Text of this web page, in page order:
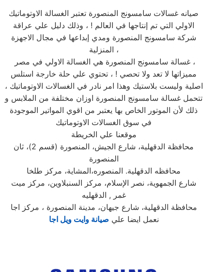
صيانه غسالات سامسونج المنصورة تعتبر الغسالة الاوتوماتيك
الاولي التي تم إنتاجها في العالم ! ، وذلك دليل علي عراقة
شركة سامسونج المنصورة ومدي إبداعها في مجال الاجهزة
المنزلية ،
غسالة سامسونج المنصورة هي الغسالة الاولي في مصر ،
مميزاتها لا تعد ولا تحصي ! ، تحتوي علي حلة خارجة استلس
اصلية وليست بلاستيك وهذا امر نادر في الغسالات الاوتوماتيك ،
تتحمل غسالة سامسونج المنصورة اوزان مختلفة من الملابس و
ذلك لأن الموتور الخاص بها يعتبر من اقوي المواتير الموجودة
في سوق الغسالات الاوتوماتيك
موقعنا علي الخريطة
محافظة الدقهلية، شارع الجيش، المنصورة (قسم 2)، ثان
المنصورة
محافظه الدقهلية. المنصوره،المشاية، مركز طلخا
شارع الجمهوية، نصر الإسلام، مركز السنبلاوين، مركز ميت
غمر , الدقهليه
محافظة الدقهلية، شارع جيهان، مدينة المنصورة ، مركز اجا
نعمل ايضا علي صيانة وايت ويل اجا